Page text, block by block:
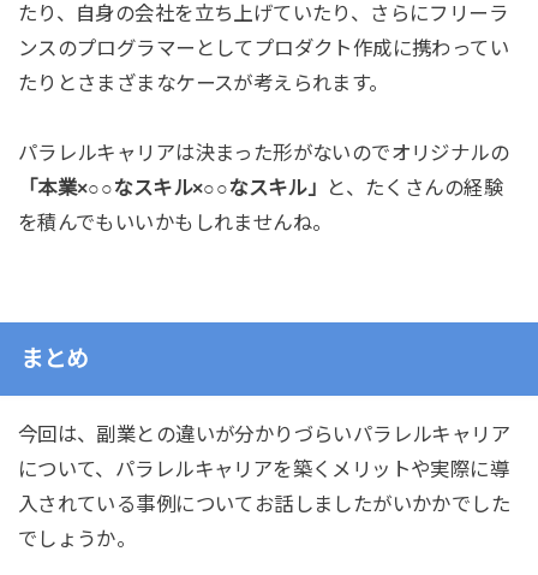
たり、自身の会社を立ち上げていたり、さらにフリーラ
ンスのプログラマーとしてプロダクト作成に携わってい
たりとさまざまなケースが考えられます。
パラレルキャリアは決まった形がないのでオリジナルの
「本業×○○なスキル×○○なスキル」
と、たくさんの経験
を積んでもいいかもしれませんね。
まとめ
今回は、副業との違いが分かりづらいパラレルキャリア
について、パラレルキャリアを築くメリットや実際に導
入されている事例についてお話しましたがいかかでした
でしょうか。